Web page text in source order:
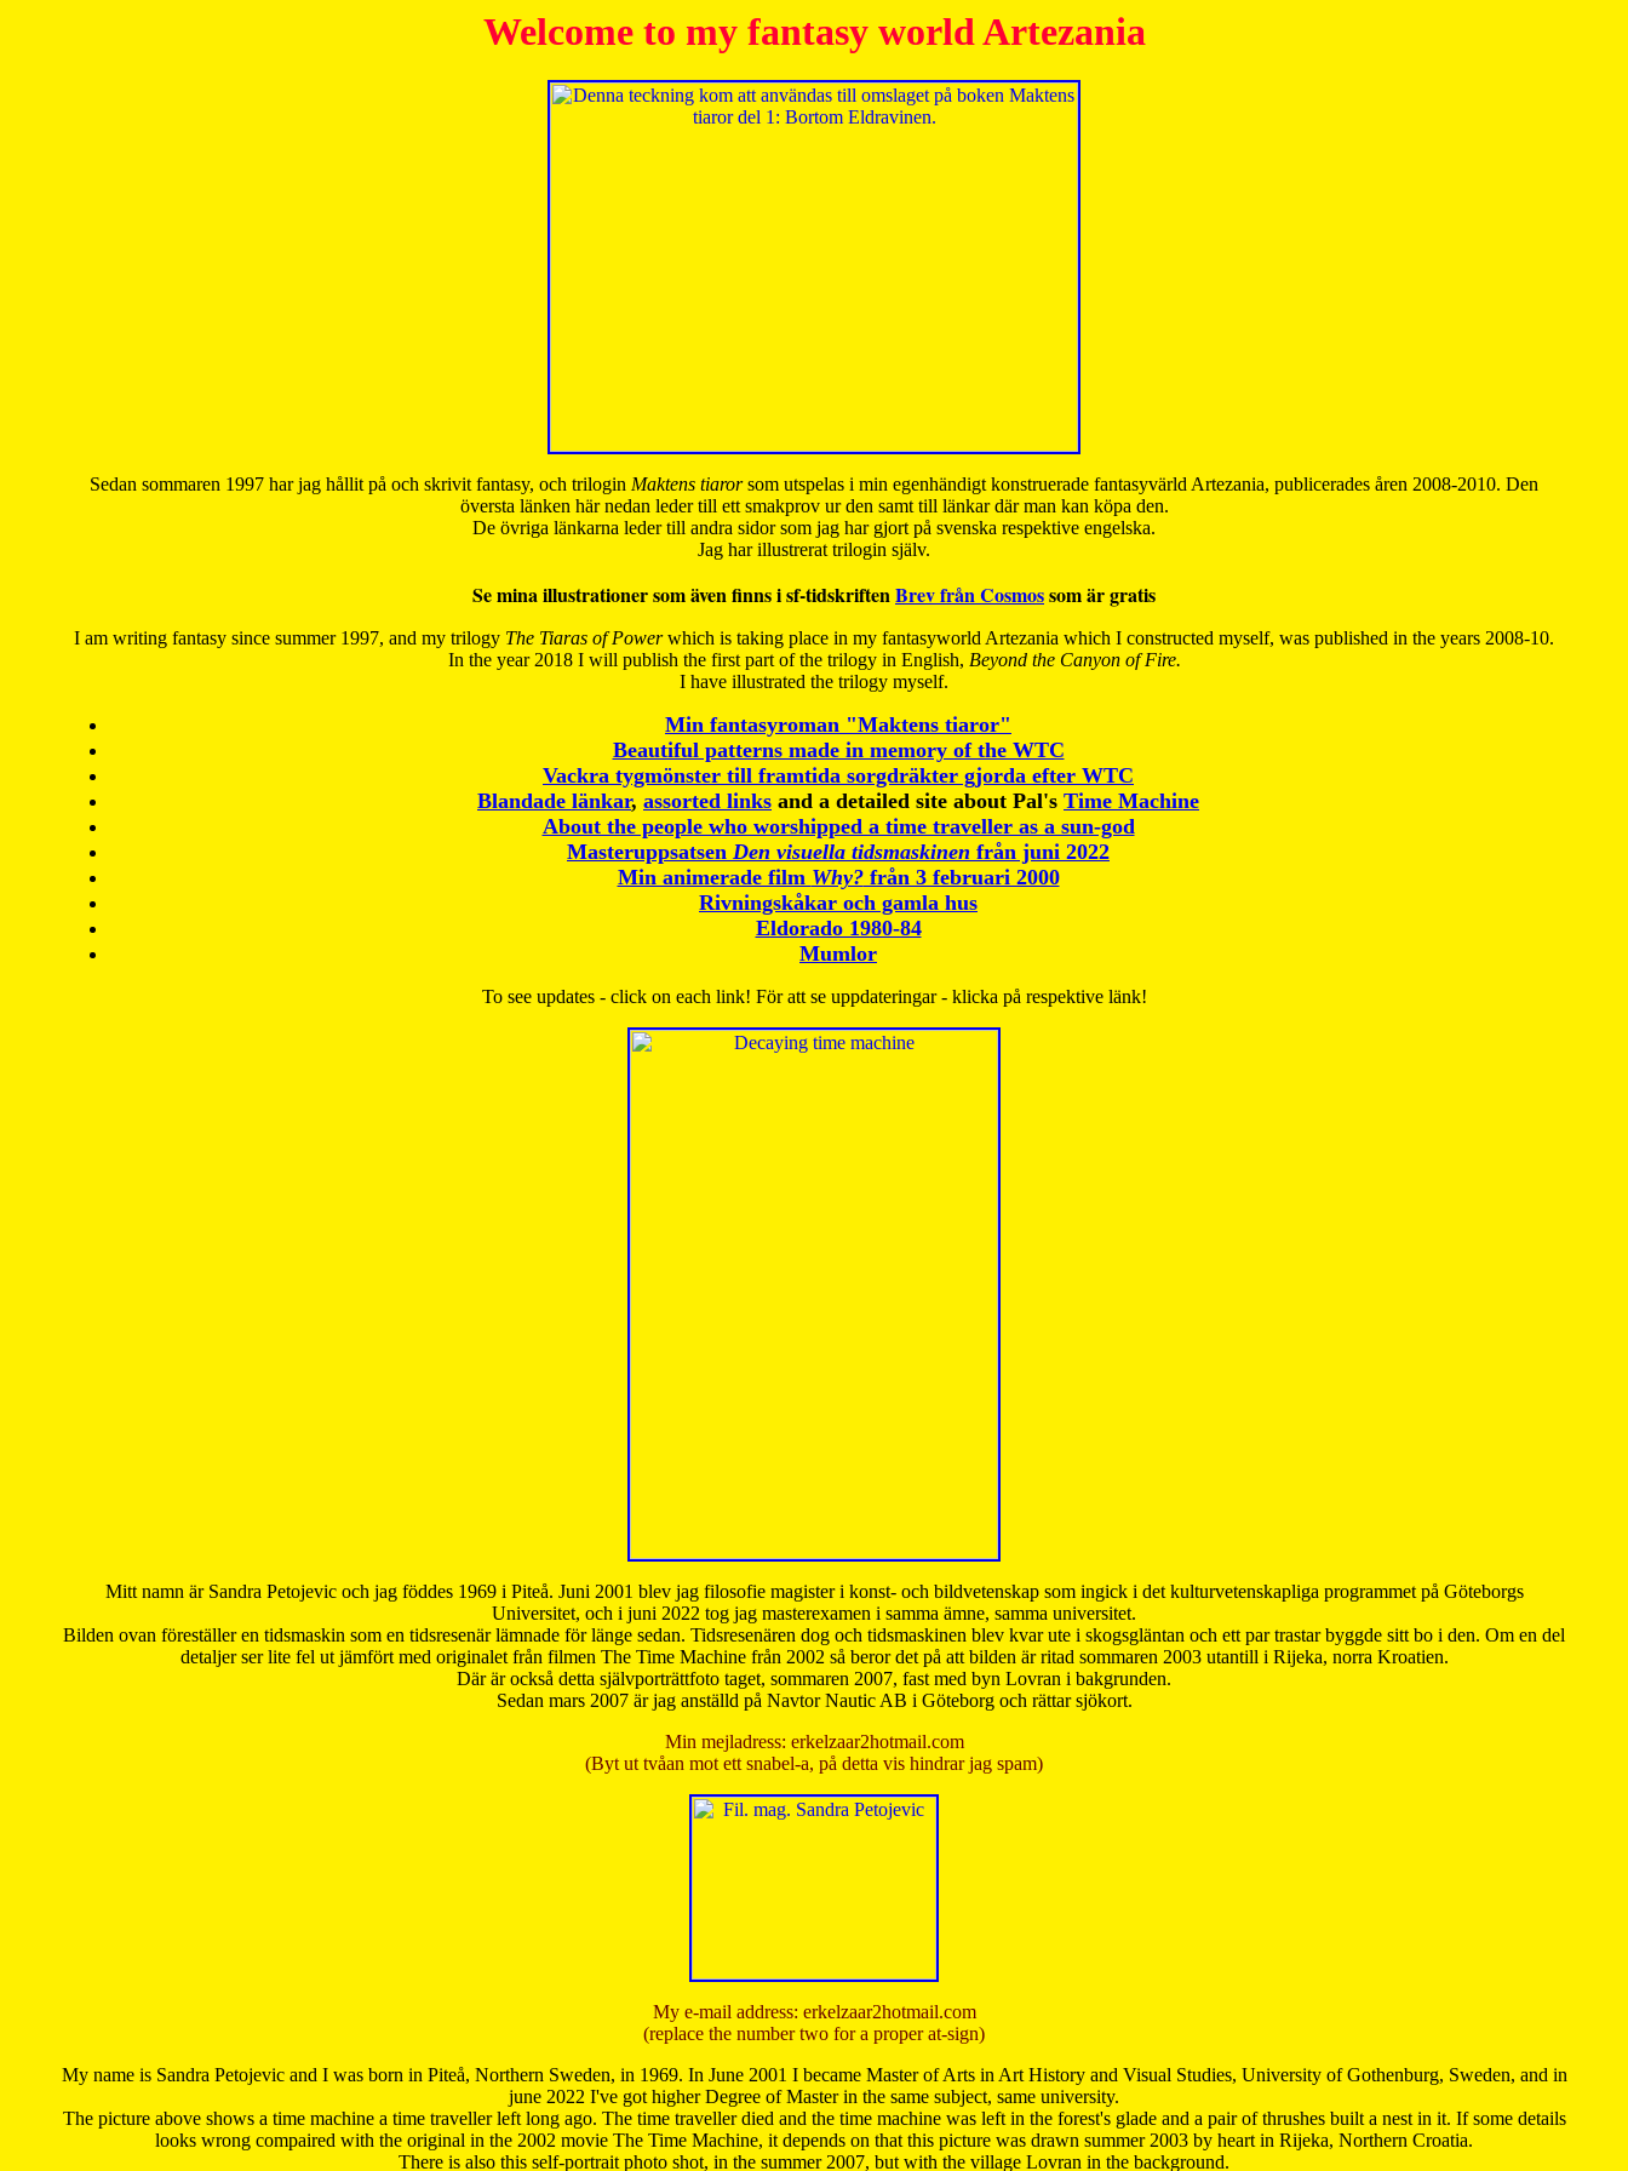
Welcome to my fantasy world Artezania
Sedan sommaren 1997 har jag hållit på och skrivit fantasy, och trilogin Maktens tiarorsom utspelas i min egenhändigt konstruerade fantasyvärld Artezania, publicerades åren 2008-2010. Den
översta länken här nedan leder till ett smakprov ur den samt till länkar där man kan köpa den.
De övriga länkarna leder till andra sidor som jag har gjort på svenska respektive engelska.
Jag har illustrerat trilogin själv.
Se mina illustrationer som även finns i sf-tidskriftenBrev från Cosmossom är gratis
I am writing fantasy since summer 1997, and my trilogy The Tiaras of Powerwhich is taking place in my fantasyworld Artezania which I constructed myself, was published in the years 2008-10.
In the year 2018 I will publish the first part of the trilogy in English, Beyond the Canyon of Fire.
I have illustrated the trilogy myself.
Min fantasyroman "Maktens tiaror"
Beautiful patterns made in memory of the WTC
Vackra tygmönster till framtida sorgdräkter gjorda efter WTC
Blandade länkar, assorted links and a detailed site about Pal's Time Machine
About the people who worshipped a time traveller as a sun-god
Masteruppsatsen Den visuella tidsmaskinen från juni 2022
Min animerade film Why?från 3 februari 2000
Rivningskåkar och gamla hus
Eldorado 1980-84
Mumlor
To see updates - click on each link! För att se uppdateringar - klicka på respektive länk!
Mitt namn är Sandra Petojevic och jag föddes 1969 i Piteå. Juni 2001 blev jag filosofie magister i konst- och bildvetenskap som ingick i det kulturvetenskapliga programmet på Göteborgs
Universitet, och i juni 2022 tog jag masterexamen i samma ämne, samma universitet.
Bilden ovan föreställer en tidsmaskin som en tidsresenär lämnade för länge sedan. Tidsresenären dog och tidsmaskinen blev kvar ute i skogsgläntan och ett par trastar byggde sitt bo i den. Om en del
detaljer ser lite fel ut jämfört med originalet från filmen The Time Machine från 2002 så beror det på att bilden är ritad sommaren 2003 utantill i Rijeka, norra Kroatien.
Där är också detta självporträttfoto taget, sommaren 2007, fast med byn Lovran i bakgrunden.
Sedan mars 2007 är jag anställd på Navtor Nautic AB i Göteborg och rättar sjökort.
Min mejladress: erkelzaar2hotmail.com
(Byt ut tvåan mot ett snabel-a, på detta vis hindrar jag spam)
My e-mail address: erkelzaar2hotmail.com
(replace the number two for a proper at-sign)
My name is Sandra Petojevic and I was born in Piteå, Northern Sweden, in 1969. In June 2001 I became Master of Arts in Art History and Visual Studies, University of Gothenburg, Sweden, and in
june 2022 I've got higher Degree of Master in the same subject, same university.
The picture above shows a time machine a time traveller left long ago. The time traveller died and the time machine was left in the forest's glade and a pair of thrushes built a nest in it. If some details
looks wrong compaired with the original in the 2002 movie The Time Machine, it depends on that this picture was drawn summer 2003 by heart in Rijeka, Northern Croatia.
There is also this self-portrait photo shot, in the summer 2007, but with the village Lovran in the background.